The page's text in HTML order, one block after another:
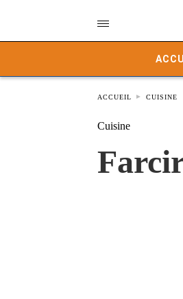
ACCUEIL CUISINE
Cuisine